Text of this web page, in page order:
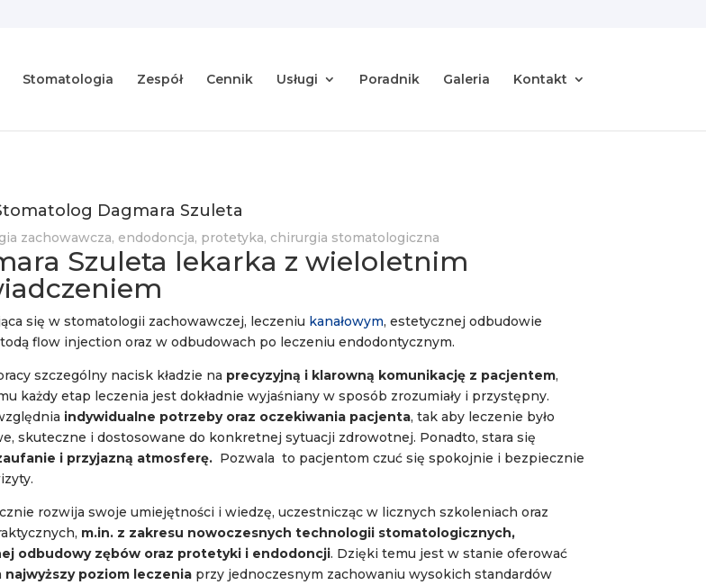
Stomatologia Zespół Cennik Usługi Poradnik Galeria Kontakt
Dagmara Szuleta
zachowawcza, endodoncja, protetyka, chirurgia stomatologiczna
Szuleta lekarka z wieloletnim
się w stomatologii zachowawczej, leczeniu kanałowym, estetycznej odbudowie
flow injection oraz w odbudowach po leczeniu endodontycznym.
szczególny nacisk kładzie na precyzyjną i klarowną komunikację z pacjentem,
każdy etap leczenia jest dokładnie wyjaśniany w sposób zrozumiały i przystępny.
indywidualne potrzeby oraz oczekiwania pacjenta, tak aby leczenie było
skuteczne i dostosowane do konkretnej sytuacji zdrowotnej. Ponadto, stara się
i przyjazną atmosferę. Pozwala to pacjentom czuć się spokojnie i bezpiecznie
rozwija swoje umiejętności i wiedzę, uczestnicząc w licznych szkoleniach oraz
m.in. z zakresu nowoczesnych technologii stomatologicznych,
odbudowy zębów oraz protetyki i endodoncji. Dzięki temu jest w stanie oferować
najwyższy poziom leczenia przy jednoczesnym zachowaniu wysokich standardów